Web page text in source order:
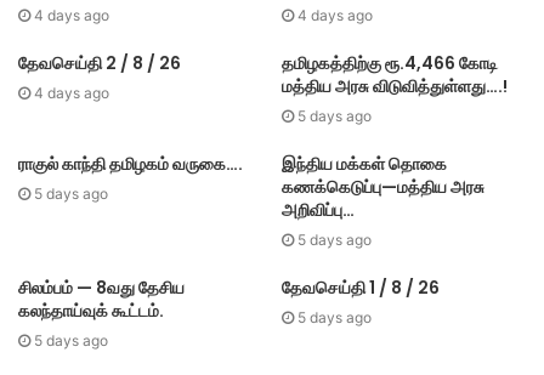
4 days ago 4 days ago
தேவசெய்தி 2 / 8 / 26
4 days ago
தமிழகத்திற்கு ரூ.4,466 கோடி
மத்திய அரசு விடுவித்துள்ளது….!
5 days ago
ராகுல் காந்தி தமிழகம் வருகை….
5 days ago
இந்திய மக்கள் தொகை
கணக்கெடுப்பு—மத்திய அரசு
அறிவிப்பு…
5 days ago
சிலம்பம் — 8வது தேசிய
கலந்தாய்வுக் கூட்டம்.
5 days ago
தேவசெய்தி 1 / 8 / 26
5 days ago